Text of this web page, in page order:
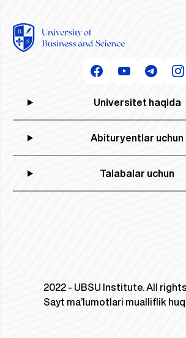
Universitet haqida
Abituryentlar uchun
Talabalar uchun
2022 - UBSU Institute. All
Sayt ma’lumotlari mualliflik